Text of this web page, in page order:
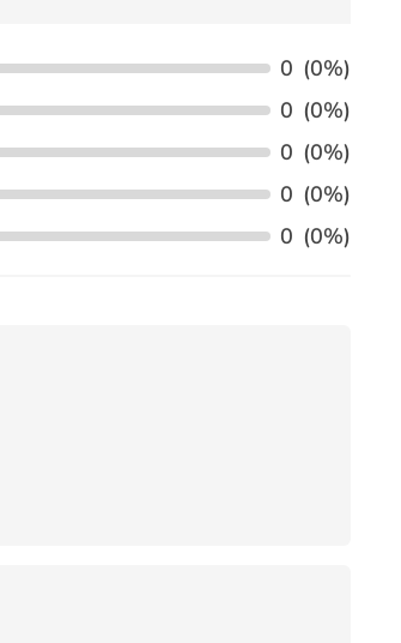
0 (0%)
0 (0%)
0 (0%)
0 (0%)
0 (0%)